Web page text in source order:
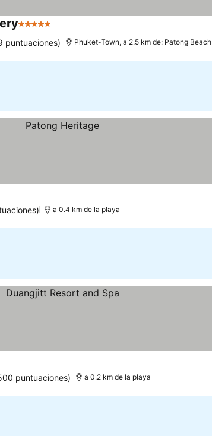
5 Estrellas
puntuaciones) Phuket-Town, a 2.5 km de: Patong Beach
a 0.4 km de la playa
puntuaciones) a 0.2 km de la playa